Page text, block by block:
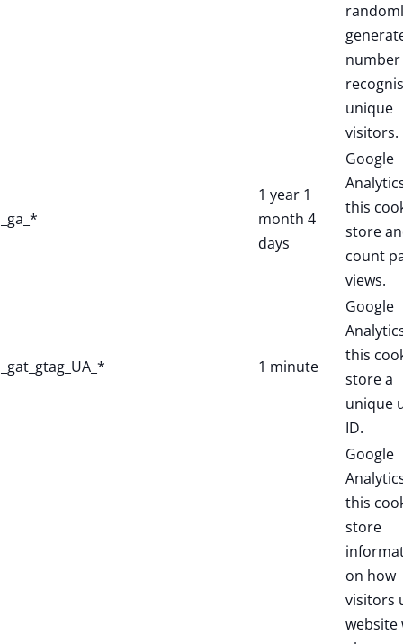
unique
visitors.
_ga_*
1 year 1
month 4
days
Google
this
store
count
views.
_gat_gtag_UA_* 1 minute
Google
this
store a
unique
ID.
Google
this
store
on how
visitors
website